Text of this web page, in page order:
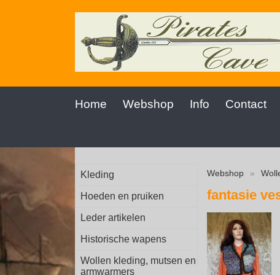
Home Webshop Info Contact
Kleding
Hoeden en pruiken
Leder artikelen
Historische wapens
Wollen kleding, mutsen en
armwarmers
Webshop »
fantasie